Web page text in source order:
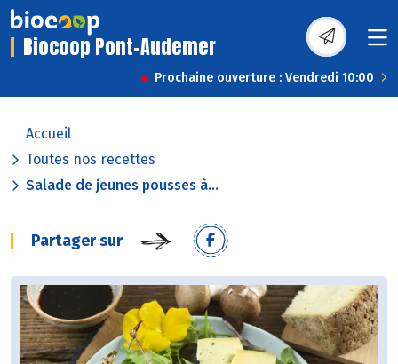
Biocoop Pont-Audemer
Prochaine ouverture : Vendredi 10:00
Accueil
Toutes nos recettes
Salade de jeunes pousses à...
Partager sur